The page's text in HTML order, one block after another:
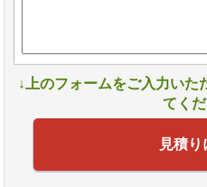
↓上のフォームをご入力いた
てく
見積り